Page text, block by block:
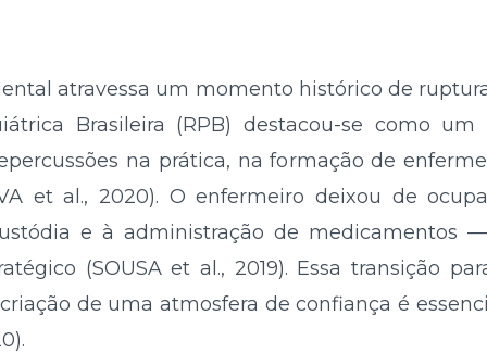
atravessa um momento histórico de
Brasileira (RPB) destacou-se como
na prática, na formação de
et al., 2020). O enfermeiro deixou de
e à administração de medicamentos
(SOUSA et al., 2019). Essa transição
de uma atmosfera de confiança é